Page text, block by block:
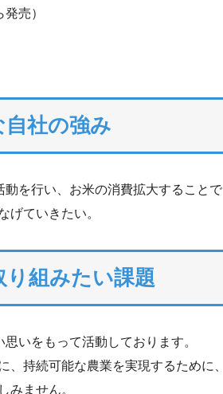
売）
社の強み
を行い、お米の消費拡大することで
ていきたい。
組みたい課題
いをもって活動しております。
持続可能な農業を実現するために、
ません。